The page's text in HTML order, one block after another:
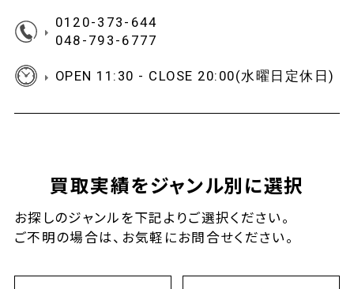
0120-373-644
048-793-6777
OPEN 11:30 - CLOSE 20:00(水曜日定休日)
買取実績をジャンル別に選択
お探しのジャンルを下記よりご選択ください。
ご不明の場合は、お気軽にお問合せください。